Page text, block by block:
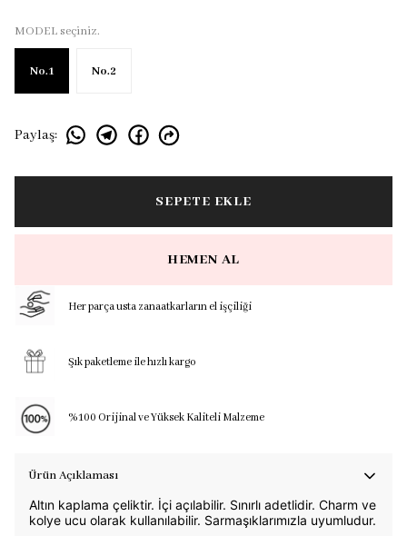
MODEL seçiniz.
No.1 No.2
Paylaş:
SEPETE EKLE
HEMEN AL
Her parça usta zanaatkarların el işçiliği
Şık paketleme ile hızlı kargo
%100 Orijinal ve Yüksek Kaliteli Malzeme
Ürün Açıklaması
Altın kaplama çeliktir. İçi açılabilir. Sınırlı adetlidir. Charm ve
kolye ucu olarak kullanılabilir. Sarmaşıklarımızla uyumludur.